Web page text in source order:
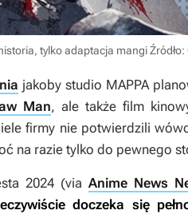
tylko adaptacja mangi
jakoby studio MAPPA
Man, ale także film
firmy nie potwierdzili
na razie tylko do pewnego
2024 (via Anime News
doczeka się